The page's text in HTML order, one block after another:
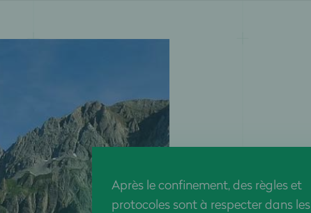
Après le confinement, des règles et
protocoles sont à respecter dans les